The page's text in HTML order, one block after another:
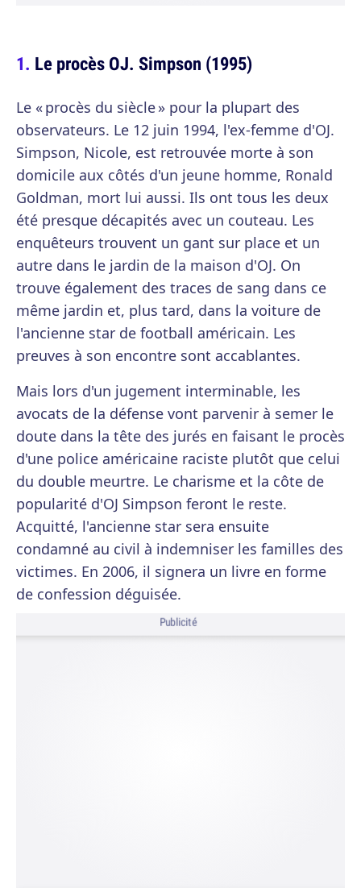
Le procès OJ. Simpson (1995)
Le « procès du siècle » pour la plupart des
observateurs. Le 12 juin 1994, l'ex-femme d'OJ.
Simpson, Nicole, est retrouvée morte à son
domicile aux côtés d'un jeune homme, Ronald
Goldman, mort lui aussi. Ils ont tous les deux
été presque décapités avec un couteau. Les
enquêteurs trouvent un gant sur place et un
autre dans le jardin de la maison d'OJ. On
trouve également des traces de sang dans ce
même jardin et, plus tard, dans la voiture de
l'ancienne star de football américain. Les
preuves à son encontre sont accablantes.
Mais lors d'un jugement interminable, les
avocats de la défense vont parvenir à semer le
doute dans la tête des jurés en faisant le procès
d'une police américaine raciste plutôt que celui
du double meurtre. Le charisme et la côte de
popularité d'OJ Simpson feront le reste.
Acquitté, l'ancienne star sera ensuite
condamné au civil à indemniser les familles des
victimes. En 2006, il signera un livre en forme
de confession déguisée.
Publicité